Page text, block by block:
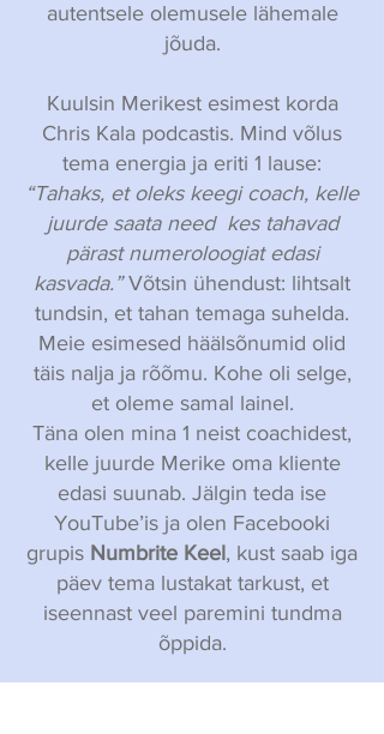
autentsele olemusele lähemale
jõuda.
Kuulsin Merikest esimest korda
Chris Kala podcastis. Mind võlus
tema energia ja eriti 1 lause:
“Tahaks, et oleks keegi coach, kelle
juurde saata need kes tahavad
pärast numeroloogiat edasi
kasvada.”Võtsin ühendust: lihtsalt
tundsin, et tahan temaga suhelda.
Meie esimesed häälsõnumid olid
täis nalja ja rõõmu. Kohe oli selge,
et oleme samal lainel.
Täna olen mina 1 neist coachidest,
kelle juurde Merike oma kliente
edasi suunab. Jälgin teda ise
YouTube’is ja olen Facebooki
grupis Numbrite Keel, kust saab iga
päev tema lustakat tarkust, et
iseennast veel paremini tundma
õppida.